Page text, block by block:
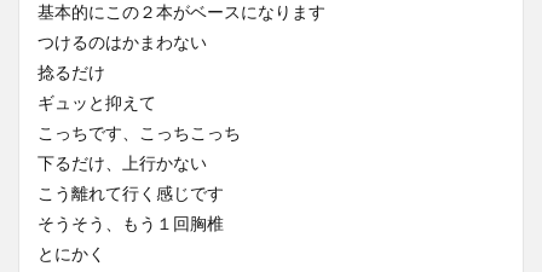
基本的にこの２本がベースになります
つけるのはかまわない
捻るだけ
ギュッと抑えて
こっちです、こっちこっち
下るだけ、上行かない
こう離れて行く感じです
そうそう、もう１回胸椎
とにかく